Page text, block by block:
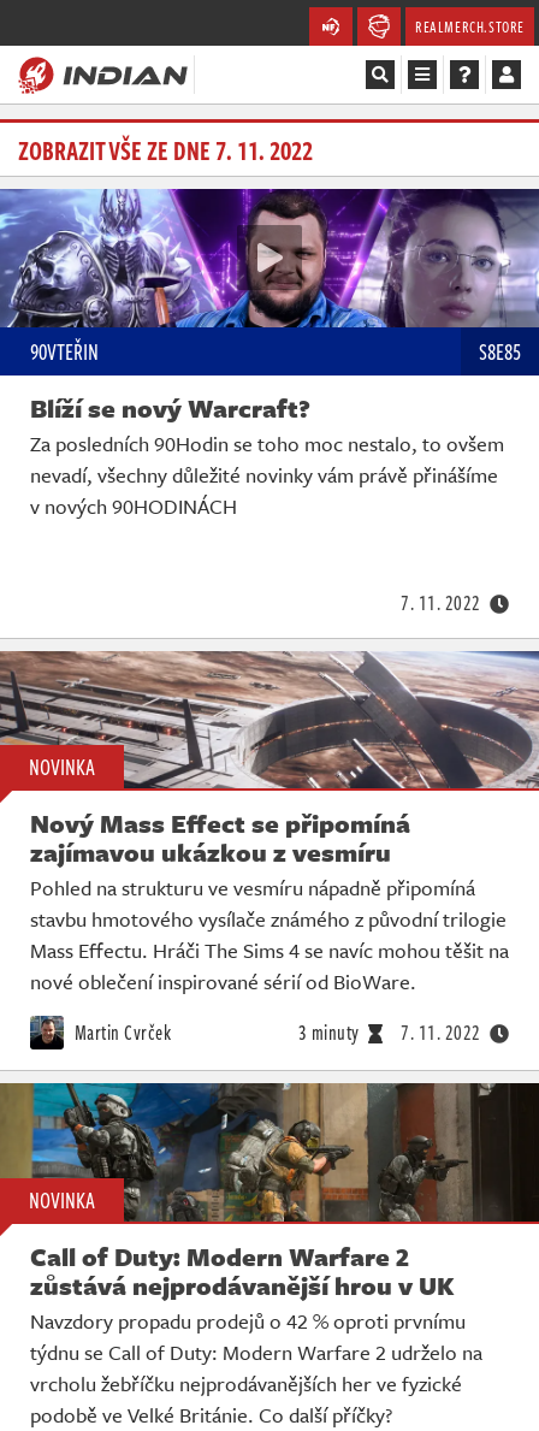
REALMERCH.STORE
Magazín
Recenze
Videa
Soutěže
Databáze
Komunita
Redakce
ZOBRAZIT VŠE ZE DNE 7. 11. 2022
90VTEŘIN S8E85
Blíží se nový Warcraft?
Za posledních 90Hodin se toho moc nestalo, to ovšem
nevadí, všechny důležité novinky vám právě přinášíme
v nových 90HODINÁCH
7. 11. 2022
NOVINKA
Nový Mass Effect se připomíná
zajímavou ukázkou z vesmíru
Pohled na strukturu ve vesmíru nápadně připomíná
stavbu hmotového vysílače známého z původní trilogie
Mass Effectu. Hráči The Sims 4 se navíc mohou těšit na
nové oblečení inspirované sérií od BioWare.
Martin Cvrček 3 minuty 7. 11. 2022
NOVINKA
Call of Duty: Modern Warfare 2
zůstává nejprodávanější hrou v UK
Navzdory propadu prodejů o 42 % oproti prvnímu
týdnu se Call of Duty: Modern Warfare 2 udrželo na
vrcholu žebříčku nejprodávanějších her ve fyzické
podobě ve Velké Británie. Co další příčky?